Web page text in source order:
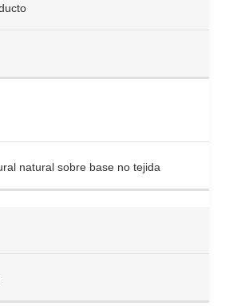
natural sobre base no tejida